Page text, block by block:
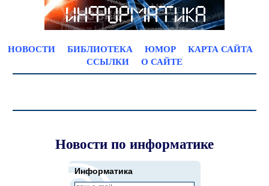
НОВОСТИ БИБЛИОТЕКА ЮМОР
КАРТА САЙТА
ССЫЛКИ
О САЙТЕ
Новости по информатике
Информатика